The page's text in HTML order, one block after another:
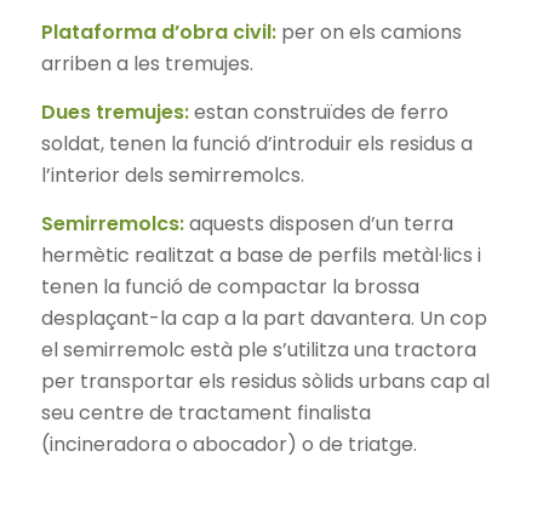
Plataforma d’obra civil:per on els camions
arriben a les tremujes.
Dues tremujes:estan construïdes de ferro
soldat, tenen la funció d’introduir els residus a
l’interior dels semirremolcs.
Semirremolcs:aquests disposen d’un terra
hermètic realitzat a base de perfils metàl·lics i
tenen la funció de compactar la brossa
desplaçant-la cap a la part davantera. Un cop
el semirremolc està ple s’utilitza una tractora
per transportar els residus sòlids urbans cap al
seu centre de tractament finalista
(incineradora o abocador) o de triatge.